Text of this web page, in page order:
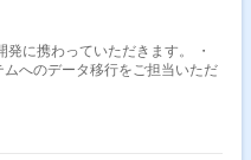
に携わっていただきます。 ・
へのデータ移行をご担当いただ